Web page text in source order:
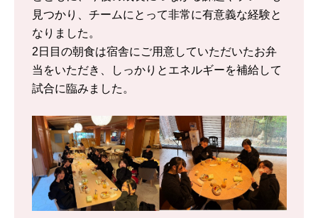
見つかり、チームにとって非常に有意義な経験と
なりました。
2日目の朝食は宿舎にご用意していただいたお弁
当をいただき、しっかりとエネルギーを補給して
試合に臨みました。